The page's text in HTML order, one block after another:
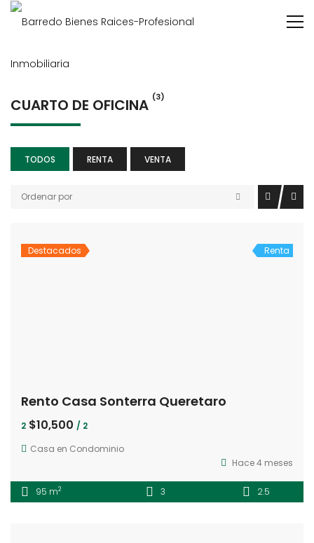
CUARTO DE OFICINA (3)
TODOS RENTA VENTA
Ordenar por
Destacados Renta
Rento Casa Sonterra Queretaro
2 $10,500 / 2
Casa en Condominio
Hace 4 meses
95 m2 3 2.5